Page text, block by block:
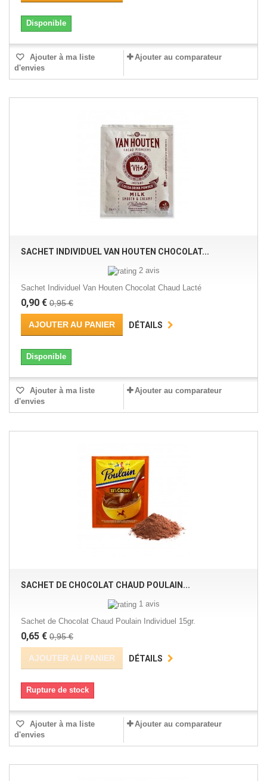
Disponible
Ajouter à ma liste
d'envies
Ajouter au comparateur
SACHET INDIVIDUEL VAN HOUTEN CHOCOLAT...
2 avis
Sachet Individuel Van Houten Chocolat Chaud Lacté
0,90 € 0,95 €
AJOUTER AU PANIER DÉTAILS
Disponible
Ajouter à ma liste
d'envies
Ajouter au comparateur
SACHET DE CHOCOLAT CHAUD POULAIN...
1 avis
Sachet de Chocolat Chaud Poulain Individuel 15gr.
0,65 € 0,95 €
AJOUTER AU PANIER DÉTAILS
Rupture de stock
Ajouter à ma liste
d'envies
Ajouter au comparateur